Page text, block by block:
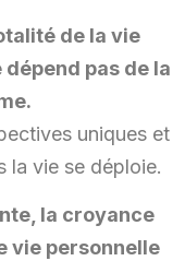
de la vie
pas de la
uniques et
la vie se déploie.
la croyance
vie personnelle